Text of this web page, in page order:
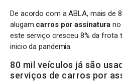
De acordo com a ABLA, mais de
alugam carros por assinatura
este serviço cresceu 8% da frota
inicio da pandemia.
80 mil veículos já são
serviços de carros por